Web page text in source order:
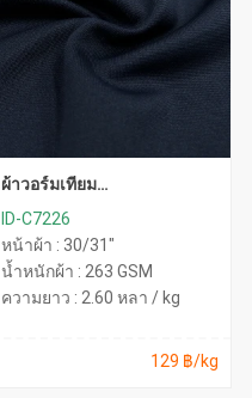
ผ้าวอร์มเทียม
ID-C7226
หน้าผ้า : 30/31"
น้ำหนักผ้า : 263 GSM
ความยาว : 2.60 หลา / kg
129 ฿/kg